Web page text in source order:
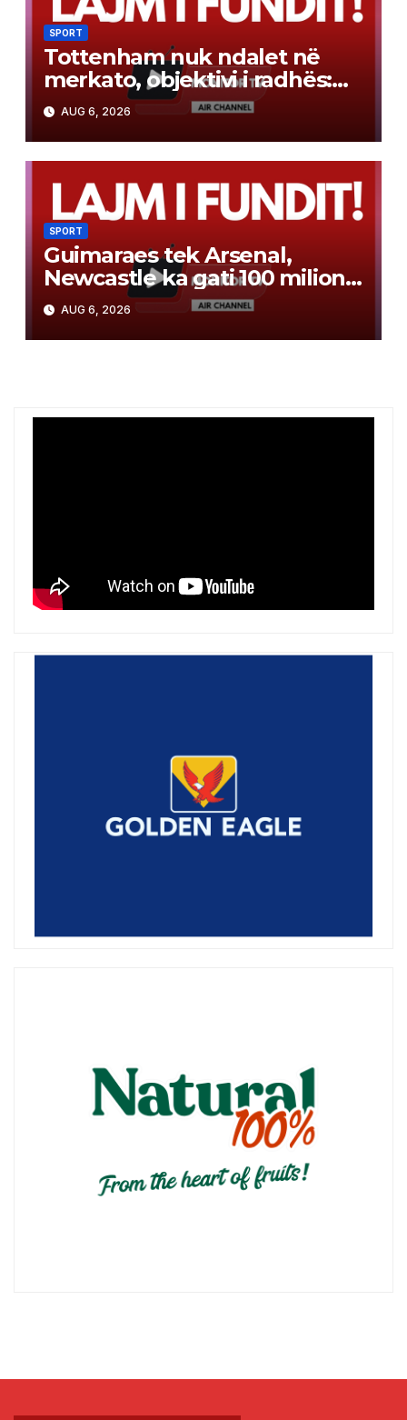
SPORT
Tottenham nuk ndalet në
merkato, objektivi i radhës:
sulmuesi 60 milionë euro i
Liverpool-it
AUG 6, 2026
SPORT
Guimaraes tek Arsenal,
Newcastle ka gati 100 milionë
euro për yllin e Bundesligës
AUG 6, 2026